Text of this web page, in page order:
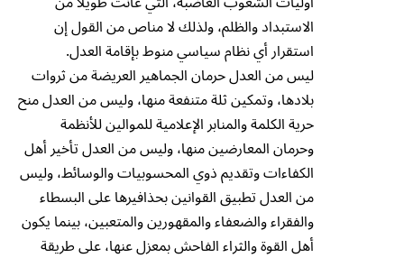
الاستبداد والظلم، ولذلك لا مناص من القول إن
استقرار أي نظام سياسي منوط بإقامة العدل.
ليس من العدل حرمان الجماهير العريضة من ثروات
بلادها، وتمكين ثلة متنفعة منها، وليس من العدل منح
حرية الكلمة والمنابر الإعلامية للموالين للأنظمة
وحرمان المعارضين منها، وليس من العدل تأخير أهل
الكفاءات وتقديم ذوي المحسوبيات والوسائط، وليس
من العدل تطبيق القوانين بحذافيرها على البسطاء
والفقراء والضعفاء والمقهورين والمتعبين، بينما يكون
أهل القوة والثراء الفاحش بمعزل عنها، على طريقة